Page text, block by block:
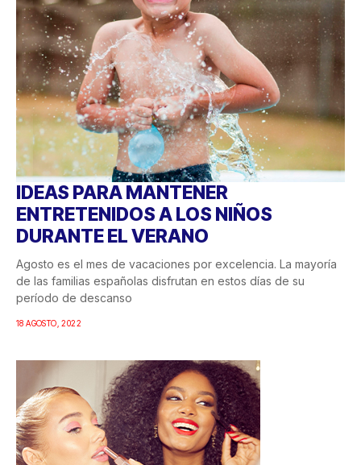
IDEAS PARA MANTENER
ENTRETENIDOS A LOS NIÑOS
DURANTE EL VERANO
Agosto es el mes de vacaciones por excelencia. La mayoría
de las familias españolas disfrutan en estos días de su
período de descanso
18 AGOSTO, 2022